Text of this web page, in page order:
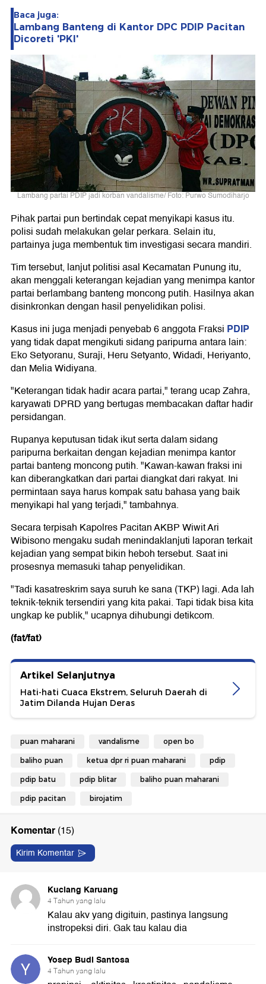
Baca juga:
Lambang Banteng di Kantor DPC PDIP Pacitan
Dicoreti 'PKI'
Lambang partai PDIP jadi korban vandalisme/ Foto: Purwo Sumodiharjo
Pihak partai pun bertindak cepat menyikapi kasus itu.
polisi sudah melakukan gelar perkara. Selain itu,
partainya juga membentuk tim investigasi secara mandiri.
Tim tersebut, lanjut politisi asal Kecamatan Punung itu,
akan menggali keterangan kejadian yang menimpa kantor
partai berlambang banteng moncong putih. Hasilnya akan
disinkronkan dengan hasil penyelidikan polisi.
Kasus ini juga menjadi penyebab 6 anggota Fraksi PDIP
yang tidak dapat mengikuti sidang paripurna antara lain:
Eko Setyoranu, Suraji, Heru Setyanto, Widadi, Heriyanto,
dan Melia Widiyana.
"Keterangan tidak hadir acara partai," terang ucap Zahra,
karyawati DPRD yang bertugas membacakan daftar hadir
persidangan.
Rupanya keputusan tidak ikut serta dalam sidang
paripurna berkaitan dengan kejadian menimpa kantor
partai banteng moncong putih. "Kawan-kawan fraksi ini
kan diberangkatkan dari partai diangkat dari rakyat. Ini
permintaan saya harus kompak satu bahasa yang baik
menyikapi hal yang terjadi," tambahnya.
Secara terpisah Kapolres Pacitan AKBP Wiwit Ari
Wibisono mengaku sudah menindaklanjuti laporan terkait
kejadian yang sempat bikin heboh tersebut. Saat ini
prosesnya memasuki tahap penyelidikan.
"Tadi kasatreskrim saya suruh ke sana (TKP) lagi. Ada lah
teknik-teknik tersendiri yang kita pakai. Tapi tidak bisa kita
ungkap ke publik," ucapnya dihubungi detikcom.
(fat/fat)
Artikel Selanjutnya
Hati-hati Cuaca Ekstrem, Seluruh Daerah di
Jatim Dilanda Hujan Deras
puan maharani vandalisme open bo
baliho puan ketua dpr ri puan maharani pdip
pdip batu pdip blitar baliho puan maharani
pdip pacitan birojatim